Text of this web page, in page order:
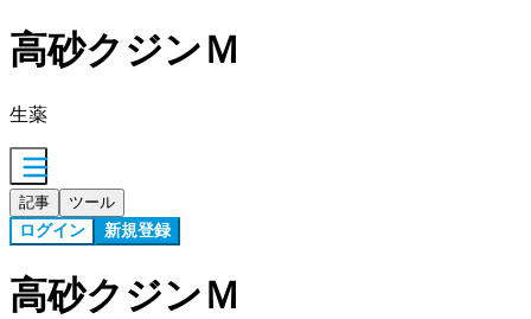
高砂クジンＭ
生薬
記事 ツール
ログイン 新規登録
高砂クジンＭ